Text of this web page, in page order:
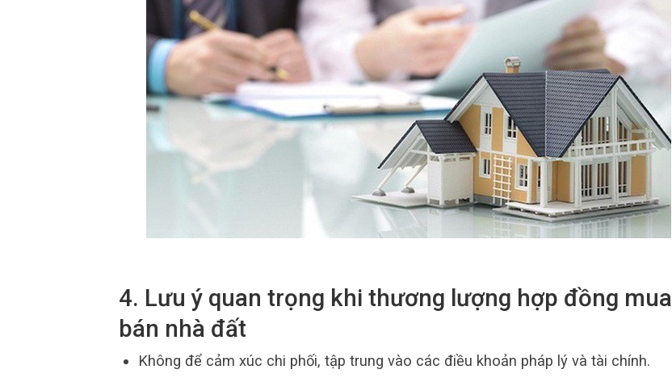
4. Lưu ý quan trọng khi thương lượng hợp đồng mua
bán nhà đất
Không để cảm xúc chi phối, tập trung vào các điều khoản pháp lý và tài chính.